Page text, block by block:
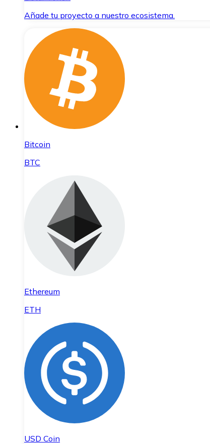
Añade tu proyecto a nuestro ecosistema.
Bitcoin
BTC
Ethereum
ETH
USD Coin